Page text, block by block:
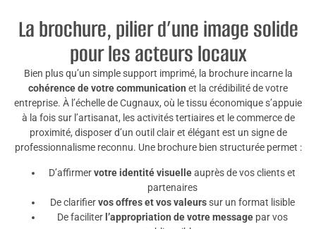
La brochure, pilier d’une image solide
pour les acteurs locaux
Bien plus qu’un simple support imprimé, la brochure incarne la
cohérence de votre communication et la crédibilité de votre
entreprise. À l’échelle de Cugnaux, où le tissu économique s’appuie
à la fois sur l’artisanat, les activités tertiaires et le commerce de
proximité, disposer d’un outil clair et élégant est un signe de
professionnalisme reconnu. Une brochure bien structurée permet :
D’affirmervotre identité visuelleauprès de vos clients et
partenaires
De clarifiervos offres et vos valeurssur un format lisible
De faciliter l’appropriation de votre messagepar vos